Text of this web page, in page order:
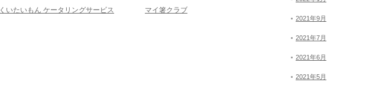
くいたいもん ケータリングサービス マイ箸クラブ
2021年9月
2021年7月
2021年6月
2021年5月